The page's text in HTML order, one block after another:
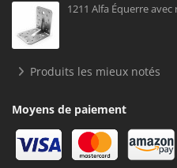
1211 Alfa Équerre
Produits les mieux notés
Moyens de paiement